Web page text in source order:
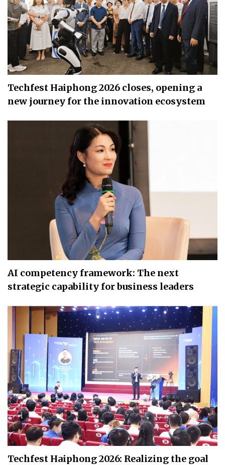
Techfest Haiphong 2026 closes, opening a
new journey for the innovation ecosystem
AI competency framework: The next
strategic capability for business leaders
Techfest Haiphong 2026: Realizing the goal